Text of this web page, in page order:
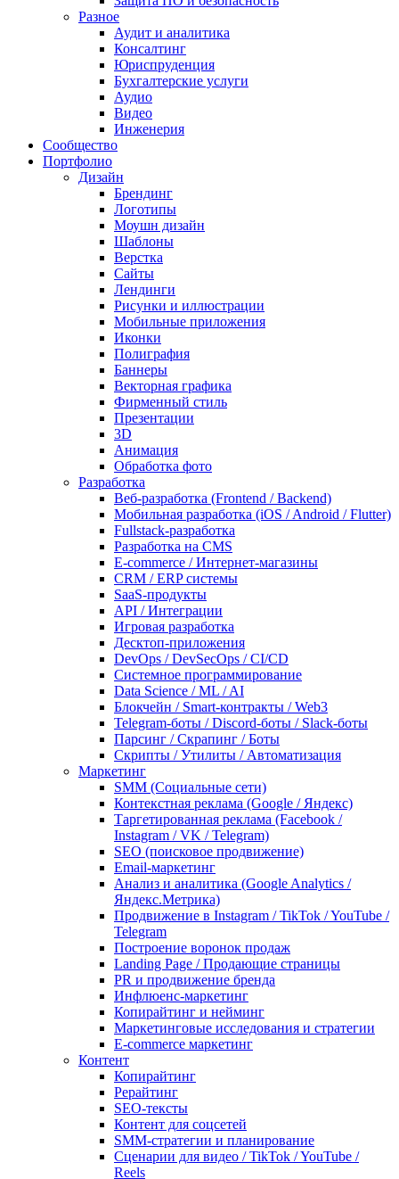
Разное
Аудит и аналитика
Консалтинг
Юриспруденция
Бухгалтерские услуги
Аудио
Видео
Инженерия
Сообщество
Портфолио
Дизайн
Брендинг
Логотипы
Моушн дизайн
Шаблоны
Верстка
Сайты
Лендинги
Рисунки и иллюстрации
Мобильные приложения
Иконки
Полиграфия
Баннеры
Векторная графика
Фирменный стиль
Презентации
3D
Анимация
Обработка фото
Разработка
Веб-разработка (Frontend / Backend)
Мобильная разработка (iOS / Android / Flutter)
Fullstack-разработка
Разработка на CMS
E-commerce / Интернет-магазины
CRM / ERP системы
SaaS-продукты
API / Интеграции
Игровая разработка
Десктоп-приложения
DevOps / DevSecOps / CI/CD
Системное программирование
Data Science / ML / AI
Блокчейн / Smart-контракты / Web3
Telegram-боты / Discord-боты / Slack-боты
Парсинг / Скрапинг / Боты
Скрипты / Утилиты / Автоматизация
Маркетинг
SMM (Социальные сети)
Контекстная реклама (Google / Яндекс)
Таргетированная реклама (Facebook /
Instagram / VK / Telegram)
SEO (поисковое продвижение)
Email-маркетинг
Анализ и аналитика (Google Analytics /
Яндекс.Метрика)
Продвижение в Instagram / TikTok / YouTube /
Telegram
Построение воронок продаж
Landing Page / Продающие страницы
PR и продвижение бренда
Инфлюенс-маркетинг
Копирайтинг и нейминг
Маркетинговые исследования и стратегии
E-commerce маркетинг
Контент
Копирайтинг
Рерайтинг
SEO-тексты
Контент для соцсетей
SMM-стратегии и планирование
Сценарии для видео / TikTok / YouTube /
Reels